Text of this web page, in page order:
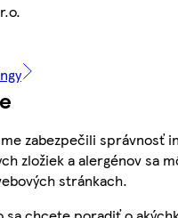
zabezpečili
zložiek a alergénov sa
stránkach.